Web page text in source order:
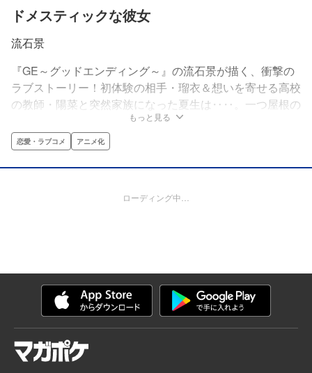
ドメスティックな彼女
流石景
『GE～グッドエンディング～』の流石景が描く、衝撃の
ラブストーリー！初体験の相手・瑠衣＆想いを寄せる高校
の教師・陽菜と突然家族になった夏生は‥‥。一つ屋根の
下、ピュアで過激な三角関係!!
もっと見る
恋愛・ラブコメ アニメ化
ローディング中…